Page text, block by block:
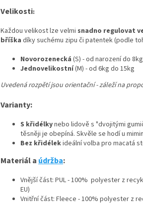
Velikosti:
Každou velikost lze velmi snadno regulovat
bříška díky suchému zipu či patentek (podle
Novorozenecká (S) - od narození do 8kg
Jednovelikostní(M) - od 6kg do 15kg
Uvedená rozpětí jsou orientační - záleží na
Varianty:
S křidélkynebo lidově s "dvojitými
těsněji je obepíná. Skvěle se hodí u
Bez křidélekideální volba pro macatá
Materiál a údržba:
Vnější část: PUL - 100% polyester z
EU)
Vnitřní část: Fleece - 100% polyester z